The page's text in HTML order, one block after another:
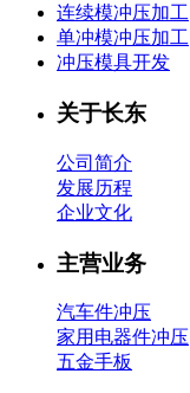
连续模冲压加工
单冲模冲压加工
冲压模具开发
关于长东
公司简介
发展历程
企业文化
主营业务
汽车件冲压
家用电器件冲压
五金手板